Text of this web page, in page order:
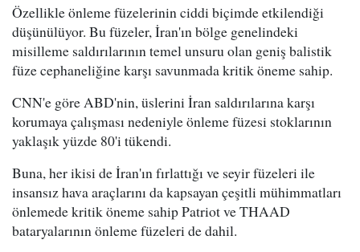
Özellikle önleme füzelerinin ciddi biçimde etkilendiği
düşünülüyor. Bu füzeler, İran'ın bölge genelindeki
misilleme saldırılarının temel unsuru olan geniş balistik
füze cephaneliğine karşı savunmada kritik öneme sahip.
CNN'e göre ABD'nin, üslerini İran saldırılarına karşı
korumaya çalışması nedeniyle önleme füzesi stoklarının
yaklaşık yüzde 80'i tükendi.
Buna, her ikisi de İran'ın fırlattığı ve seyir füzeleri ile
insansız hava araçlarını da kapsayan çeşitli mühimmatları
önlemede kritik öneme sahip Patriot ve THAAD
bataryalarının önleme füzeleri de dahil.